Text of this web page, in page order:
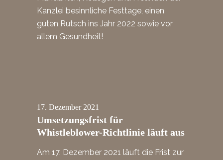
Kanzlei besinnliche Festtage, einen
guten Rutsch ins Jahr 2022 sowie vor
allem Gesundheit!
17. Dezember 2021
Umsetzungsfrist für
Whistleblower-Richtlinie läuft aus
Am 17. Dezember 2021 läuft die Frist zur